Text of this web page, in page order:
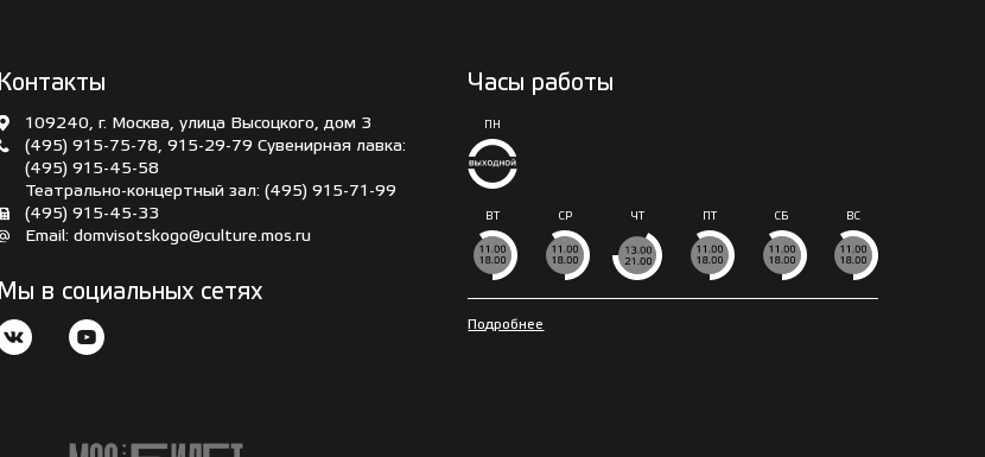
Контакты
109240, г. Москва, улица Высоцкого, дом 3
(495) 915-75-78, 915-29-79 Сувенирная лавка:
(495) 915-45-58
Театрально-концертный зал: (495) 915-71-99
(495) 915-45-33
Email: domvisotskogo@culture.mos.ru
Мы в социальных сетях
Часы работы
ПН
ВТ СР ЧТ СБ ВС
Подробнее